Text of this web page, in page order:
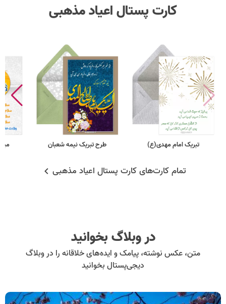
کارت پستال اعیاد مذهبی
تبریک امام مهدی(ع) طرح تبریک نیمه شعبان
تمام کارت‌های کارت پستال اعیاد مذهبی
در وبلاگ بخوانید
متن، عکس نوشته، پیامک و ایده‌های خلاقانه را در وبلاگ
دیجی‌پستال بخوانید